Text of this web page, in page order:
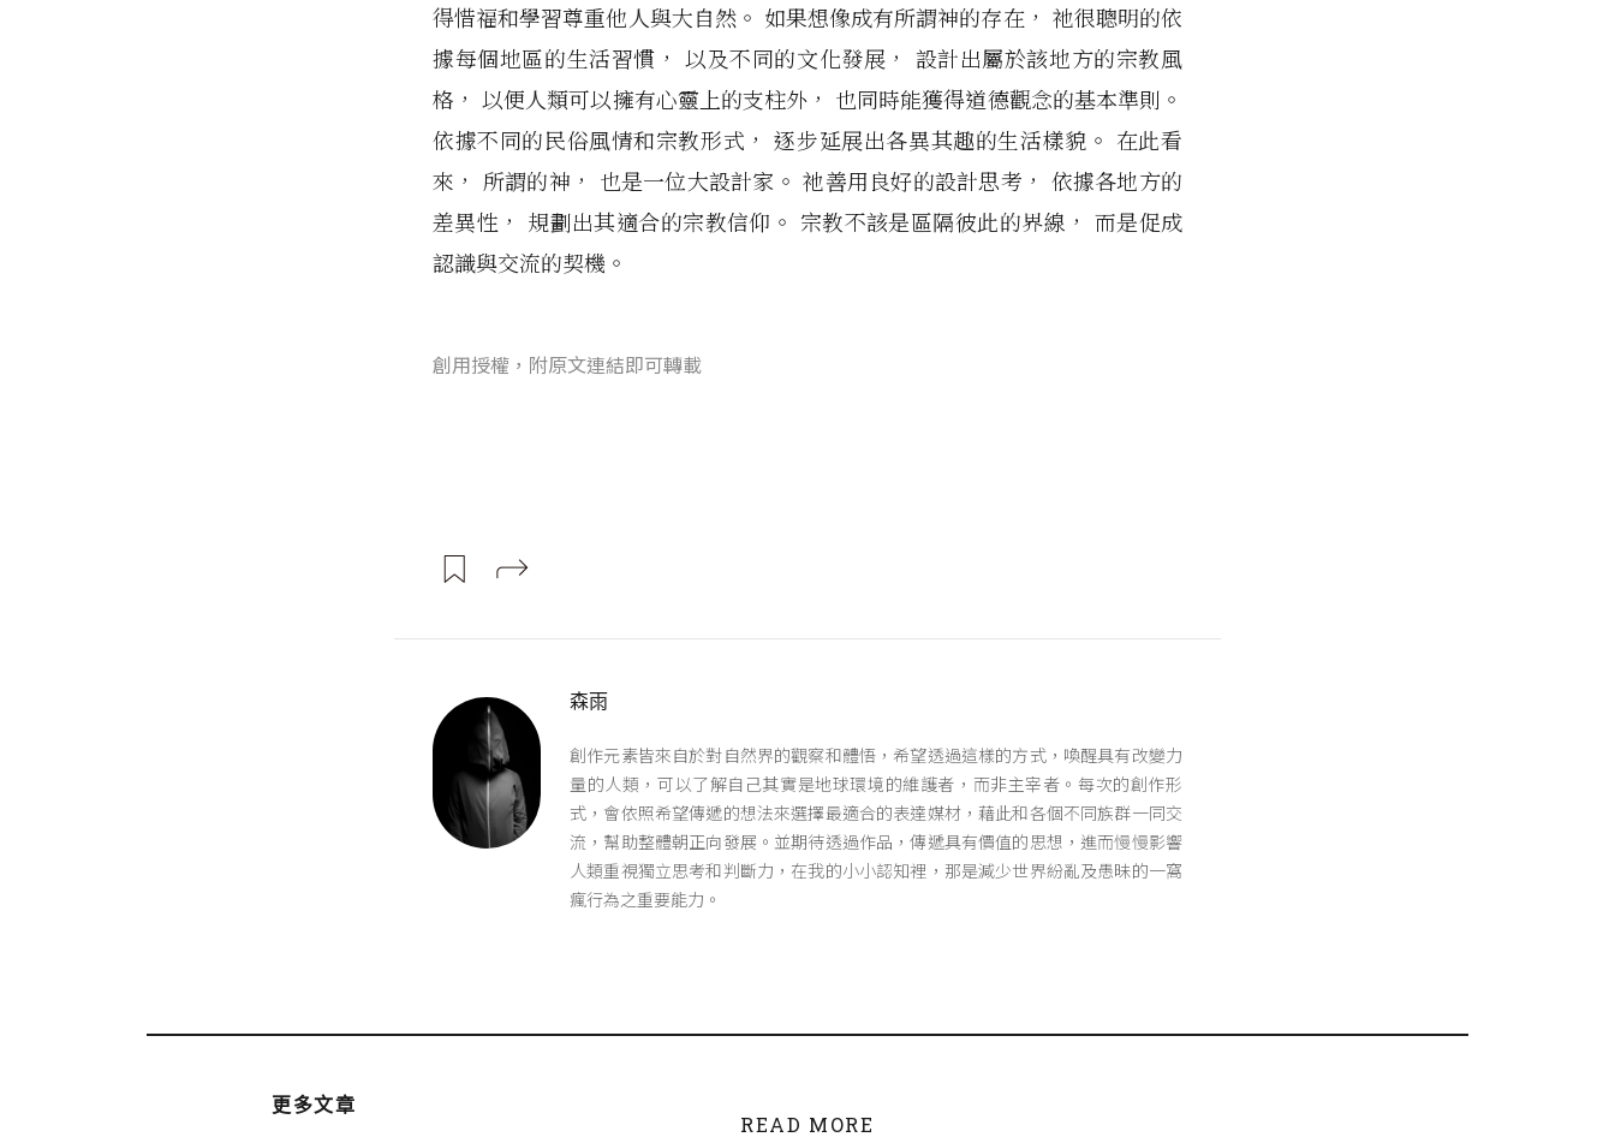
得惜福和學習尊重他人與大自然。 如果想像成有所謂神的存在， 祂很聰明的依
據每個地區的生活習慣， 以及不同的文化發展， 設計出屬於該地方的宗教風
格， 以便人類可以擁有心靈上的支柱外， 也同時能獲得道德觀念的基本準則。
依據不同的民俗風情和宗教形式， 逐步延展出各異其趣的生活樣貌。 在此看
來， 所謂的神， 也是一位大設計家。 祂善用良好的設計思考， 依據各地方的
差異性， 規劃出其適合的宗教信仰。 宗教不該是區隔彼此的界線， 而是促成
認識與交流的契機。
創用授權，附原文連結即可轉載
森雨
創作元素皆來自於對自然界的觀察和體悟，希望透過這樣的方式，喚醒具有改變力
量的人類，可以了解自己其實是地球環境的維護者，而非主宰者。每次的創作形
式，會依照希望傳遞的想法來選擇最適合的表達媒材，藉此和各個不同族群一同交
流，幫助整體朝正向發展。並期待透過作品，傳遞具有價值的思想，進而慢慢影響
人類重視獨立思考和判斷力，在我的小小認知裡，那是減少世界紛亂及愚昧的一窩
瘋行為之重要能力。
更多文章
READ MORE